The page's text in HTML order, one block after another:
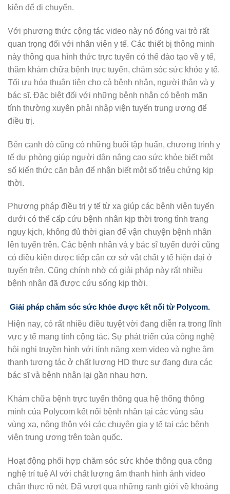
kiện để di chuyển.
Với phương thức cộng tác video này nó đóng vai trò rất
quan trọng đối với nhân viên y tế. Các thiết bị thông minh
này thông qua hình thức trực tuyến có thể đào tạo về y tế,
thăm khám chữa bệnh trực tuyến, chăm sóc sức khỏe y tế.
Tối ưu hóa thuận tiện cho cả bệnh nhân, người thân và y
bác sĩ. Đặc biệt đối với những bệnh nhân có bệnh mãn
tính thường xuyên phải nhập viện tuyến trung ương để
điều trị.
Bên cạnh đó cũng có những buổi tập huấn, chương trình y
tế dự phòng giúp người dân nâng cao sức khỏe biết một
số kiến thức căn bản để nhận biết một số triệu chứng kịp
thời.
Phương pháp điều trị y tế từ xa giúp các bệnh viện tuyến
dưới có thể cấp cứu bệnh nhân kịp thời trong tình trang
nguy kịch, không đủ thời gian để vận chuyện bệnh nhân
lên tuyến trên. Các bệnh nhân và y bác sĩ tuyến dưới cũng
có điều kiện được tiếp cận cơ sở vật chất y tế hiện đại ở
tuyến trên. Cũng chính nhờ có giải pháp này rất nhiều
bệnh nhân đã được cứu sống kịp thời.
Giải pháp chăm sóc sức khỏe được kết nối từ Polycom.
Hiện nay, có rất nhiều điều tuyệt vời đang diễn ra trong lĩnh
vực y tế mang tính cộng tác. Sự phát triển của công nghệ
hội nghị truyền hình với tính năng xem video và nghe âm
thanh tương tác ở chất lượng HD thực sự đang đưa các
bác sĩ và bệnh nhân lại gần nhau hơn.
Khám chữa bệnh trực tuyến thông qua hệ thống thông
minh của Polycom kết nối bệnh nhân tại các vùng sâu
vùng xa, nông thôn với các chuyên gia y tế tại các bệnh
viện trung ương trên toàn quốc.
Hoạt động phối hợp chăm sóc sức khỏe thông qua công
nghệ trí tuệ AI với chất lượng âm thanh hình ảnh video
chân thực rõ nét. Đã vượt qua những ranh giới về khoảng